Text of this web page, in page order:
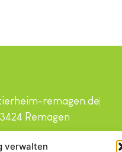
verwaltenvorbehalten.
remagen.de
Remagen